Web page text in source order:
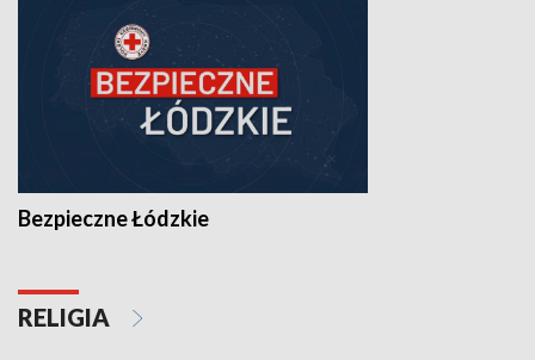
Bezpieczne Łódzkie
RELIGIA